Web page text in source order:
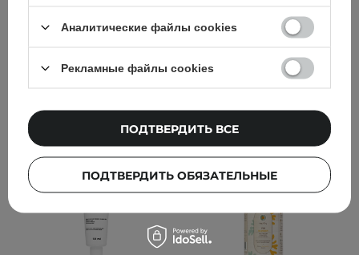
28
439,00 ГРН
Аналитические файлы cookies
Рекламные файлы cookies
ПОДТВЕРДИТЬ ОБЯЗАТЕЛЬНЫЕ
ПОДТВЕРДИТЬ ВСЕ